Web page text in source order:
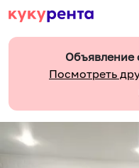
Объявление
Посмотреть